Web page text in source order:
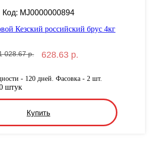
Код: MJ0000000894
028.67 р. 628.63 р.
- 120 дней. Фасовка - 2 шт.
Купить
штук